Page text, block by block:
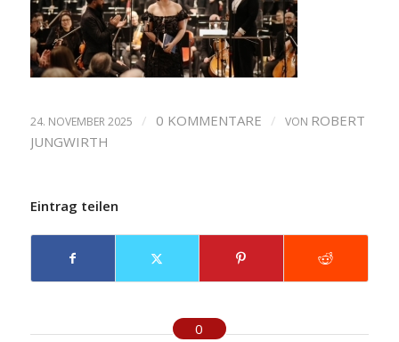
24. NOVEMBER 2025 / 0 KOMMENTARE / VON ROBERT
JUNGWIRTH
Eintrag teilen
0